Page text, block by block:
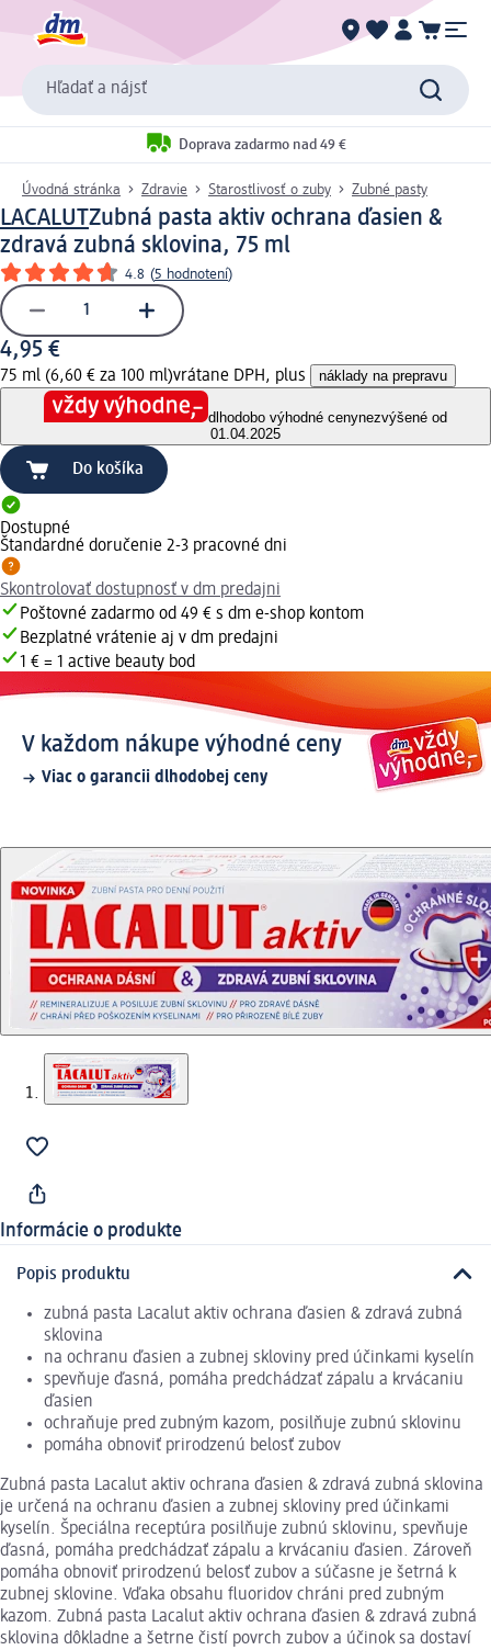
Hľadať a nájsť
Doprava zadarmo nad 49 €
Úvodná stránka Zdravie Starostlivosť o zuby Zubné pasty
LACALUTZubná pasta aktiv ochrana ďasien &
zdravá zubná sklovina, 75 ml
4.8 (5 hodnotení)
4,95 €
75 ml (6,60 € za 100 ml)vrátane DPH, plus náklady na prepravu
dlhodobo výhodné cenynezvýšené od
01.04.2025
Do košíka
Dostupné
Štandardné doručenie 2-3 pracovné dni
Skontrolovať dostupnosť v dm predajni
Poštovné zadarmo od 49 € s dm e-shop kontom
Bezplatné vrátenie aj v dm predajni
1 € = 1 active beauty bod
V každom nákupe výhodné ceny
Viac o garancii dlhodobej ceny
Informácie o produkte
Popis produktu
zubná pasta Lacalut aktiv ochrana ďasien & zdravá zubná
sklovina
na ochranu ďasien a zubnej skloviny pred účinkami kyselín
spevňuje ďasná, pomáha predchádzať zápalu a krvácaniu
ďasien
ochraňuje pred zubným kazom, posilňuje zubnú sklovinu
pomáha obnoviť prirodzenú belosť zubov
Zubná pasta Lacalut aktiv ochrana ďasien & zdravá zubná sklovina
je určená na ochranu ďasien a zubnej skloviny pred účinkami
kyselín. Špeciálna receptúra posilňuje zubnú sklovinu, spevňuje
ďasná, pomáha predchádzať zápalu a krvácaniu ďasien. Zároveň
pomáha obnoviť prirodzenú belosť zubov a súčasne je šetrná k
zubnej sklovine. Vďaka obsahu fluoridov chráni pred zubným
kazom. Zubná pasta Lacalut aktiv ochrana ďasien & zdravá zubná
sklovina dôkladne a šetrne čistí povrch zubov a účinok sa dostaví